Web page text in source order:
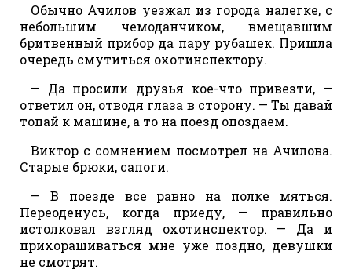
Обычно Ачилов уезжал из города налегке, с
небольшим чемоданчиком, вмещавшим
бритвенный прибор да пару рубашек. Пришла
очередь смутиться охотинспектору.
— Да просили друзья кое-что привезти, —
ответил он, отводя глаза в сторону. — Ты давай
топай к машине, а то на поезд опоздаем.
Виктор с сомнением посмотрел на Ачилова.
Старые брюки, сапоги.
— В поезде все равно на полке мяться.
Переоденусь, когда приеду, — правильно
истолковал взгляд охотинспектор. — Да и
прихорашиваться мне уже поздно, девушки
не смотрят.